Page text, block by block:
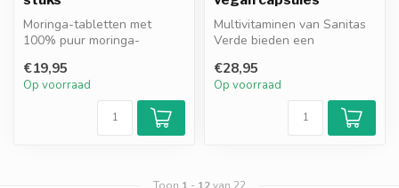
Moringa-tabletten met
100% puur moringa-
toevoegingen. Rijk aa...
€19,95
Op voorraad
Multivitaminen van Sanitas
Verde bieden een
combinatie van esse...
€28,95
Op voorraad